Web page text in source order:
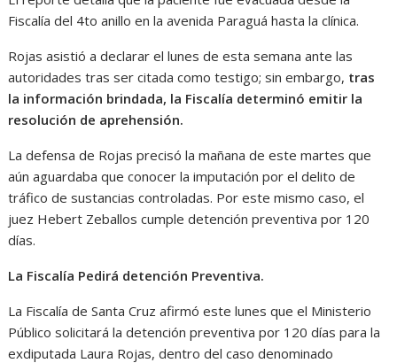
Fiscalía del 4to anillo en la avenida Paraguá hasta la clínica.
Rojas asistió a declarar el lunes de esta semana ante las
autoridades tras ser citada como testigo; sin embargo, tras
la información brindada, la Fiscalía determinó emitir la
resolución de aprehensión.
La defensa de Rojas precisó la mañana de este martes que
aún aguardaba que conocer la imputación por el delito de
tráfico de sustancias controladas. Por este mismo caso, el
juez Hebert Zeballos cumple detención preventiva por 120
días.
La Fiscalía Pedirá detención Preventiva.
La Fiscalía de Santa Cruz afirmó este lunes que el Ministerio
Público solicitará la detención preventiva por 120 días para la
exdiputada Laura Rojas, dentro del caso denominado